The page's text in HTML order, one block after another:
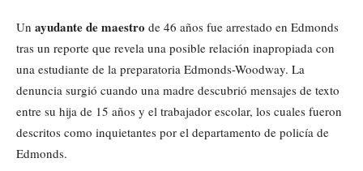
Un ayudante de maestro de 46 años fue arrestado en Edmonds
tras un reporte que revela una posible relación inapropiada con
una estudiante de la preparatoria Edmonds-Woodway. La
denuncia surgió cuando una madre descubrió mensajes de texto
entre su hija de 15 años y el trabajador escolar, los cuales fueron
descritos como inquietantes por el departamento de policía de
Edmonds.